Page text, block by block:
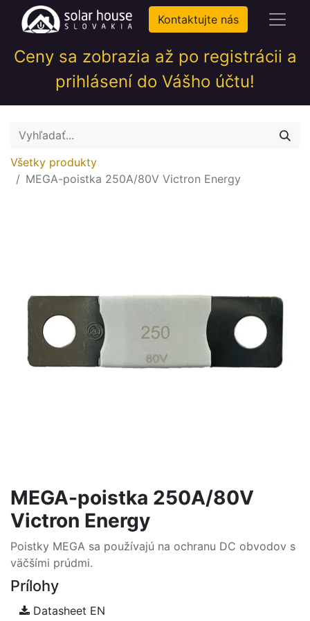
Kontaktujte nás
Ceny sa zobrazia až po registrácii a
prihlásení do Vášho účtu!
Všetky produkty
MEGA-poistka 250A/80V Victron Energy
MEGA-poistka 250A/80V
Victron Energy
Poistky MEGA sa používajú na ochranu DC obvodov s
väčšími prúdmi.
Prílohy
Datasheet EN